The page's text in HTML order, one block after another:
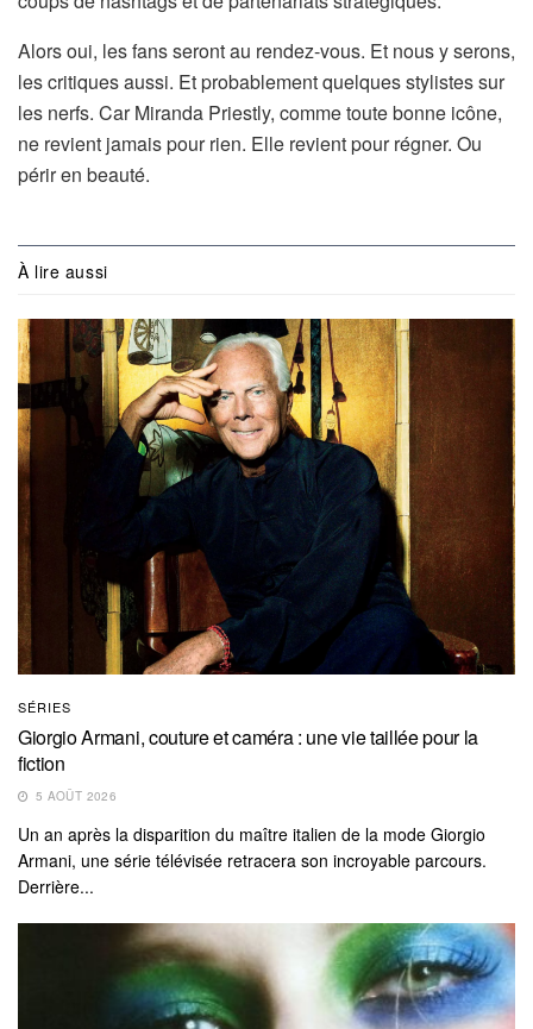
Alors oui, les fans seront au rendez-vous. Et nous y serons,
les critiques aussi. Et probablement quelques stylistes sur
les nerfs. Car Miranda Priestly, comme toute bonne icône,
ne revient jamais pour rien. Elle revient pour régner. Ou
périr en beauté.
À lire aussi
SÉRIES
Giorgio Armani, couture et caméra : une vie taillée pour la
fiction
5 AOÛT 2026
Un an après la disparition du maître italien de la mode Giorgio
Armani, une série télévisée retracera son incroyable parcours.
Derrière...